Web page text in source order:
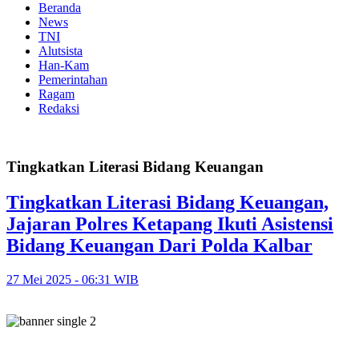
Beranda
News
TNI
Alutsista
Han-Kam
Pemerintahan
Ragam
Redaksi
Tingkatkan Literasi Bidang Keuangan
Tingkatkan Literasi Bidang Keuangan,
Jajaran Polres Ketapang Ikuti Asistensi
Bidang Keuangan Dari Polda Kalbar
27 Mei 2025 - 06:31 WIB